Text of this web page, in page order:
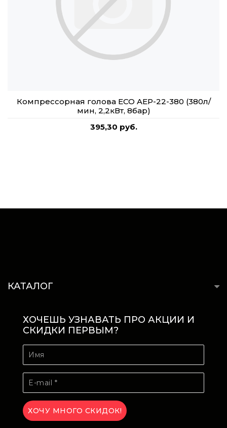
Компрессорная голова ECO AEP-22-380 (380л/
мин, 2,2кВт, 8бар)
395,30 руб.
КАТАЛОГ
ХОЧЕШЬ УЗНАВАТЬ ПРО АКЦИИ И
СКИДКИ ПЕРВЫМ?